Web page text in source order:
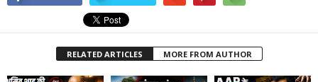
RELATED ARTICLES MORE FROM AUTHOR